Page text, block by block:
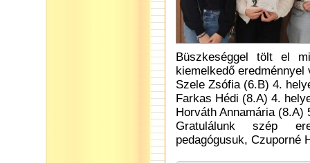
Büszkeséggel tölt el
kiemelkedő eredménnyel
Szele Zsófia (6.B) 4.
Farkas Hédi (8.A) 4.
Horváth Annamária (8.A)
Gratulálunk szép
pedagógusuk, Czuporné